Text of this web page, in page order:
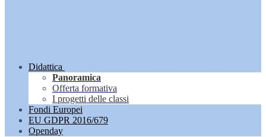
Didattica
Panoramica
Offerta formativa
I progetti delle classi
Fondi Europei
EU GDPR 2016/679
Openday